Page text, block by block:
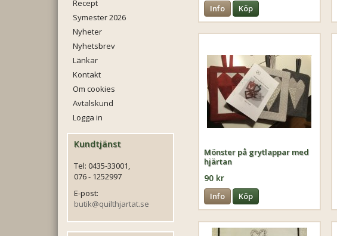
Recept
Symester 2026
Nyheter
Nyhetsbrev
Länkar
Kontakt
Om cookies
Avtalskund
Logga in
Kundtjänst
Tel: 0435-33001,
076 - 1252997
E-post:
butik@quilthjartat.se
Info Köp
Mönster på grytlappar med
hjärtan
90 kr
Info Köp